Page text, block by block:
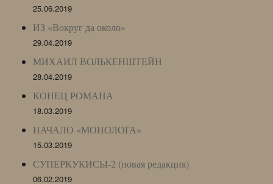
25.06.2019
ИЗ «Вокруг да около»
29.04.2019
МИХАИЛ ВОЛЬКЕНШТЕЙН
28.04.2019
КОНЕЦ РОМАНА
18.03.2019
НАЧАЛО «МОНОЛОГА»
15.03.2019
СУПЕРКУКИСЫ-2 (новая редакция)
06.02.2019